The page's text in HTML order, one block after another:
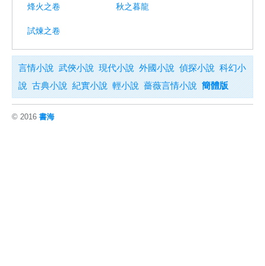
烽火之卷 秋之暮龍
試煉之卷
言情小說 武俠小說 現代小說 外國小說 偵探小說 科幻小
說 古典小說 紀實小說 輕小說 薔薇言情小說 簡體版
© 2016 書海